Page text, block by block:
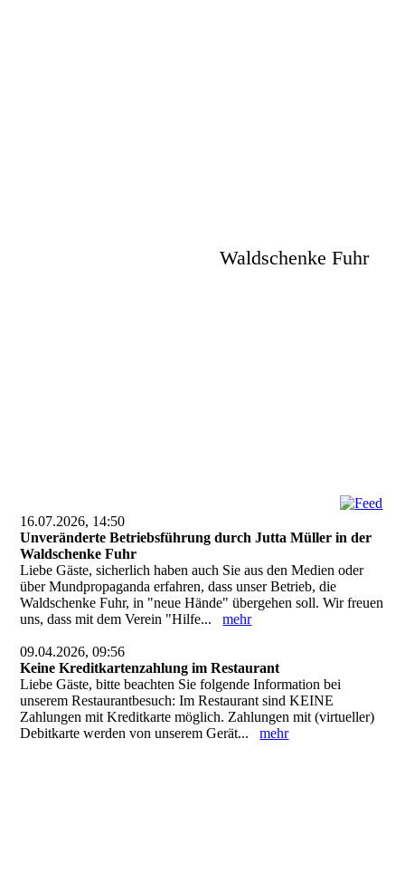
Waldschenke Fuhr
16.07.2026, 14:50
Unveränderte Betriebsführung durch Jutta Müller in der
Waldschenke Fuhr
Liebe Gäste, sicherlich haben auch Sie aus den Medien oder
über Mundpropaganda erfahren, dass unser Betrieb, die
Waldschenke Fuhr, in "neue Hände" übergehen soll. Wir freuen
uns, dass mit dem Verein "Hilfe...mehr
09.04.2026, 09:56
Keine Kreditkartenzahlung im Restaurant
Liebe Gäste, bitte beachten Sie folgende Information bei
unserem Restaurantbesuch: Im Restaurant sind KEINE
Zahlungen mit Kreditkarte möglich. Zahlungen mit (virtueller)
Debitkarte werden von unserem Gerät...mehr